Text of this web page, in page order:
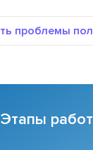
Этапы работ